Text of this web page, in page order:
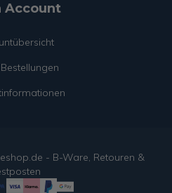
Account
- B-Ware, Retouren &